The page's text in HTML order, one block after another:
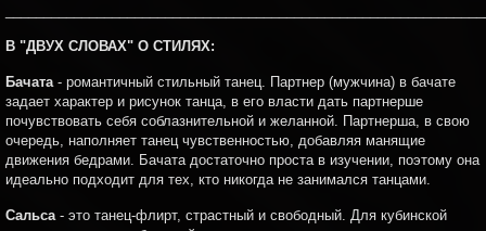
В "ДВУХ СЛОВАХ" О СТИЛЯХ:
Бачата- романтичный стильный танец. Партнер (мужчина) в бачате
задает характер и рисунок танца, в его власти дать партнерше
почувствовать себя соблазнительной и желанной. Партнерша, в свою
очередь, наполняет танец чувственностью, добавляя манящие
движения бедрами. Бачата достаточно проста в изучении, поэтому она
идеально подходит для тех, кто никогда не занимался танцами.
Сальса- это танец-флирт, страстный и свободный. Для кубинской